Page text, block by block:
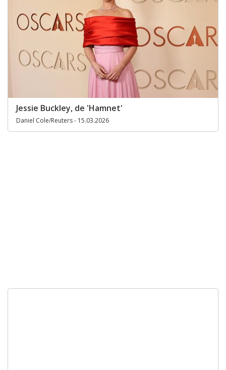
Jessie Buckley, de 'Hamnet'
Daniel Cole/Reuters - 15.03.2026